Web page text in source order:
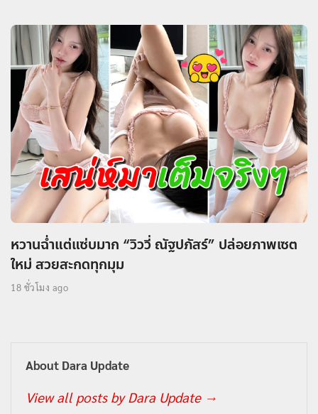
หวานฉ่ำแต่แซ่บมาก “วิววี่ ณัฐปภัสร์” ปล่อยภาพเซต
ใหม่ สวยสะกดทุกมุม
18 ชั่วโมง ago
About Dara Update
View all posts by Dara Update →